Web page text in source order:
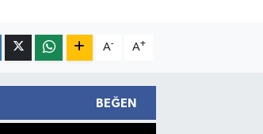
A- A+
BEĞEN